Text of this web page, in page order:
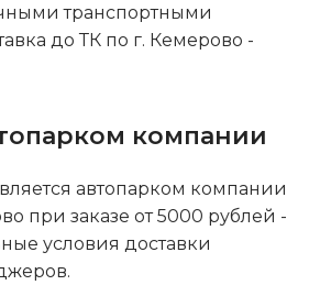
транспортными
до ТК по г. Кемерово -
компании
автопарком компании
при заказе от 5000 рублей -
условия доставки